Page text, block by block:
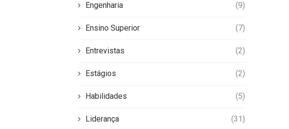
Engenharia (9)
Ensino Superior (7)
Entrevistas (2)
Estágios (2)
Habilidades (5)
Liderança (31)